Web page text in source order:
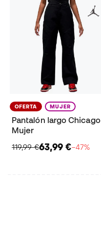
OFERTA MUJER
Pantalón largo Chicago
Mujer
119,99 €63,99 €−47%